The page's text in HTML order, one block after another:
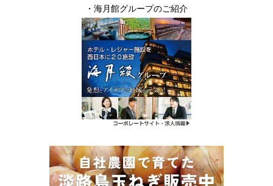
・ 海月館グループのご紹介